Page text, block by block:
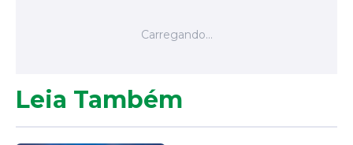
Leia Também